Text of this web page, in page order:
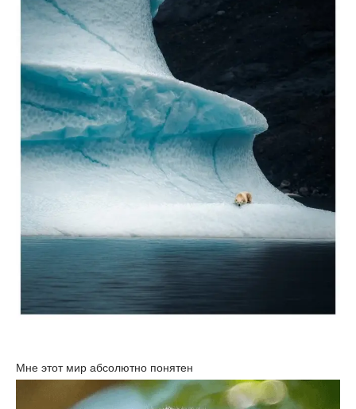
Мне этот мир абсолютно понятен